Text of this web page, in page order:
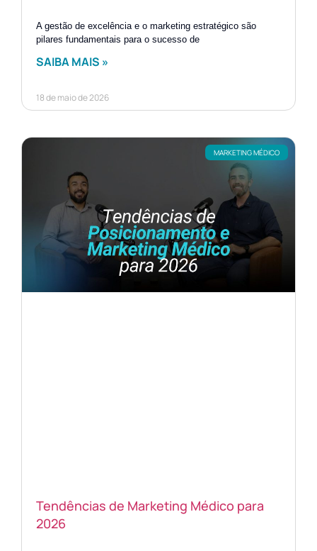
A gestão de excelência e o marketing estratégico são
pilares fundamentais para o sucesso de
SAIBA MAIS »
18 de maio de 2026
MARKETING MÉDICO
Tendências de Marketing Médico para
2026